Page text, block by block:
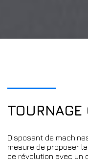
TOURNAGE
Disposant de
mesure de proposer
de révolution avec un